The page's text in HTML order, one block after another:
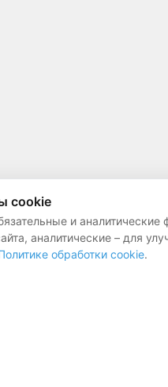
cookie
и
аналитические – для
обработки cookie.